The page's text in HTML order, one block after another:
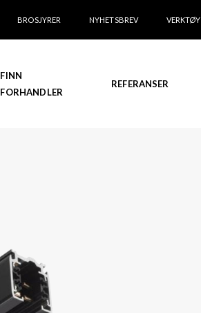
BROSJYRER NYHETSBREV VERKTØY
FINN
FORHANDLER
REFERANSER